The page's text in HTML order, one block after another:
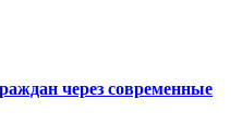
через современные